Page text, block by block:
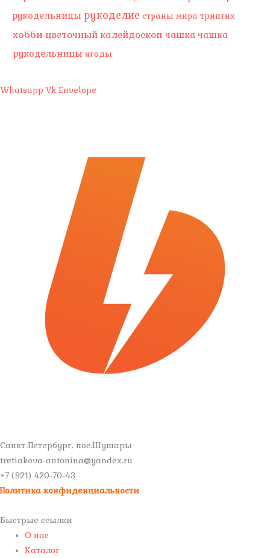
рукодельницы рукоделие страны мира триптих
хобби цветочный калейдоскоп чашка чашка
рукодельницы ягоды
Whatsapp Vk Envelope
Санкт-Петербург, пос.Шушары
tretiakova-antonina@yandex.ru
+7 (921) 420-70-43
Политика конфиденциальности
Быстрые ссылки
О нас
Каталог